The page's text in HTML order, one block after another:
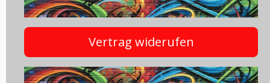
Vertrag widerufen